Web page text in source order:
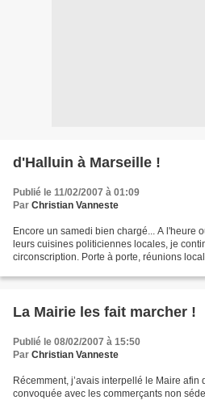
d'Halluin à Marseille !
Publié le 11/02/2007 à 01:09
Par Christian Vanneste
Encore un samedi bien chargé... A l'heure
leurs cuisines politiciennes locales, je
circonscription. Porte à porte, réunions
La Mairie les fait marcher !
Publié le 08/02/2007 à 15:50
Par Christian Vanneste
Récemment, j’avais interpellé le Maire afin
convoquée avec les commerçants non